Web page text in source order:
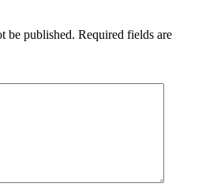
be published. Required fields are